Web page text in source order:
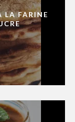
LA FARINE